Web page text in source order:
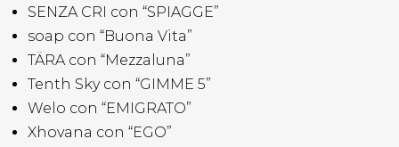
SENZA CRI con “SPIAGGE”
soap con “Buona Vita”
TÄRA con “Mezzaluna”
Tenth Sky con “GIMME 5”
Welo con “EMIGRATO”
Xhovana con “EGO”